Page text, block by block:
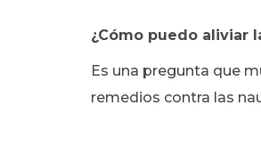
¿Cómo puedo aliviar
Es una pregunta que
remedios contra las